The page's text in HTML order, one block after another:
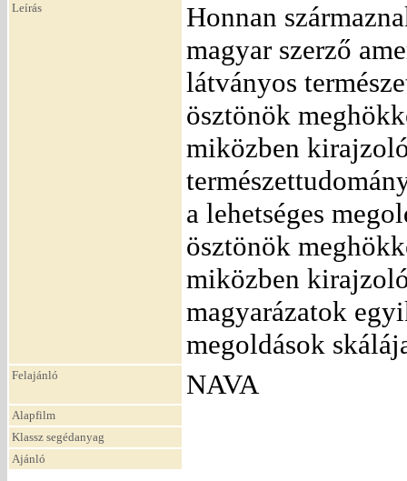
Leírás
Honnan
magyar szerző
látványos
ösztönök
miközben
a lehetséges
ösztönök
miközben
magyarázatok
megoldások
Felajánló NAVA
Alapfilm
Klassz segédanyag
Ajánló